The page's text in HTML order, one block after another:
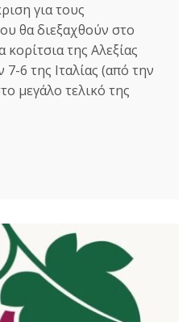
για τους
θα διεξαχθούν στο
κορίτσια της Αλεξίας
6 της Ιταλίας (από την
μεγάλο τελικό της